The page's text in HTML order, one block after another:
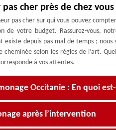
cher près de chez vous
pas cher sur qui vous pouvez
votre budget. Rassurez-vous,
depuis pas mal de temps ; nous
cheminée selon les règles de l’art.
à vos attentes.
Occitanie : En quoi
après l’intervention